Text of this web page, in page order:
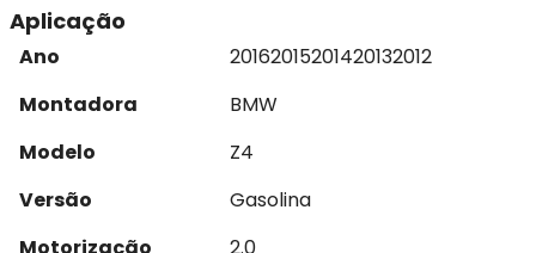
Aplicação
Ano 20162015201420132012
Montadora
BMW
Modelo
Z4
Versão
Gasolina